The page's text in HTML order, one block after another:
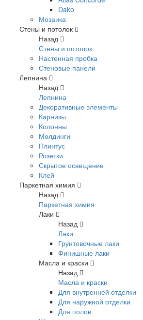
Dako
Мозаика
Стены и потолок
Назад
Стены и потолок
Настенная пробка
Стеновые панели
Лепнина
Назад
Лепнина
Декоративные элементы
Карнизы
Колонны
Молдинги
Плинтус
Розетки
Скрытое освещение
Клей
Паркетная химия
Назад
Паркетная химия
Лаки
Назад
Лаки
Грунтовочные лаки
Финишные лаки
Масла и краски
Назад
Масла и краски
Для внутренней отделки
Для наружной отделки
Для полов